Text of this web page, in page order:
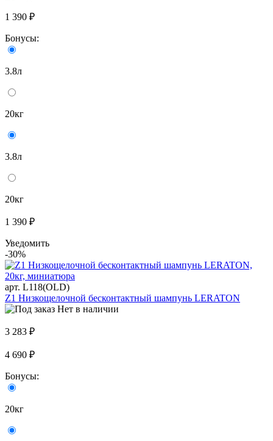
1 390 ₽
Бонусы:
3.8л
20кг
3.8л
20кг
1 390 ₽
Уведомить
-30%
арт. L118(OLD)
Z1 Низкощелочной бесконтактный шампунь LERATON
Нет в наличии
3 283 ₽
4 690 ₽
Бонусы:
20кг